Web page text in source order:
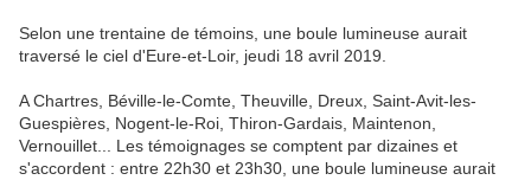
Selon une trentaine de témoins, une boule lumineuse aurait
traversé le ciel d'Eure-et-Loir, jeudi 18 avril 2019.
A Chartres, Béville-le-Comte, Theuville, Dreux, Saint-Avit-les-
Guespières, Nogent-le-Roi, Thiron-Gardais, Maintenon,
Vernouillet... Les témoignages se comptent par dizaines et
s'accordent : entre 22h30 et 23h30, une boule lumineuse aurait